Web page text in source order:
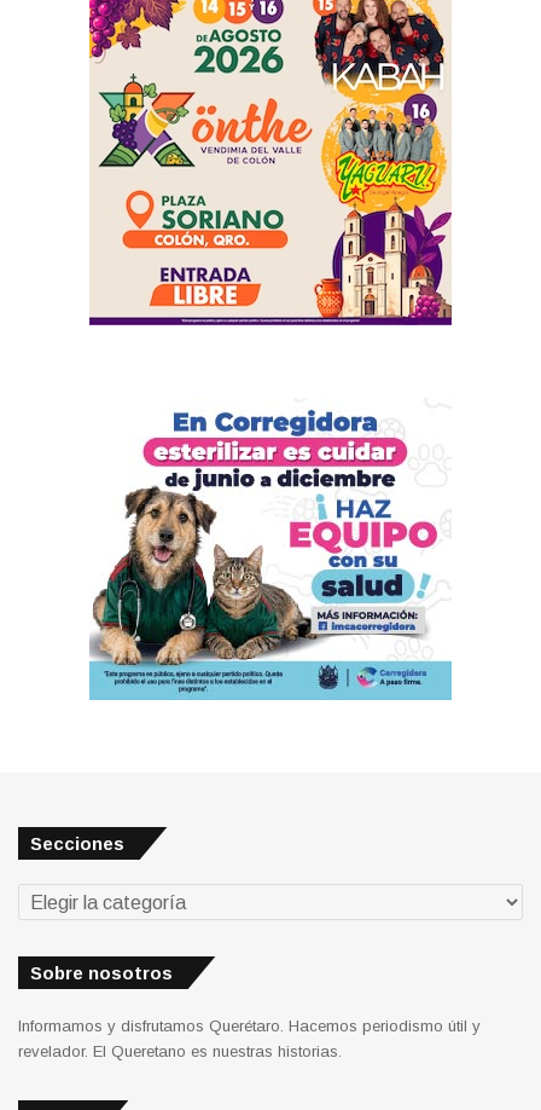
Secciones
Secciones
Sobre nosotros
Informamos y disfrutamos Querétaro. Hacemos periodismo útil y
revelador. El Queretano es nuestras historias.